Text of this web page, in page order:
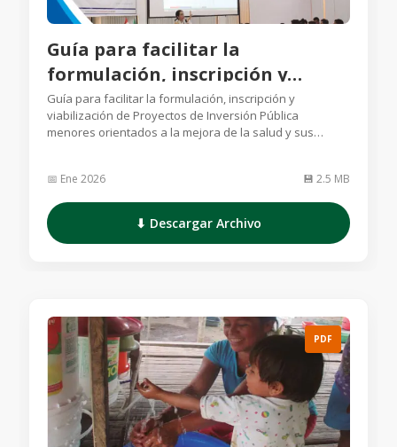
Guía para facilitar la
formulación, inscripción y
viabilización de Proyectos de
Inversión Pública
Guía para facilitar la formulación, inscripción y
viabilización de Proyectos de Inversión Pública
menores orientados a la mejora de la salud y sus
📅 Ene 2026 💾 2.5 MB
⬇ Descargar Archivo
PDF